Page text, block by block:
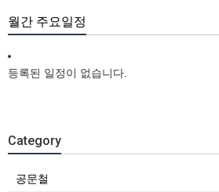
월간 주요일정
등록된 일정이 없습니다.
Category
공문철